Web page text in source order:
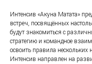
Интенсив «Акуна Матата»
встреч, посвящённых
будут знакомиться с
стратегию и командное
освоить правила нескольких
Интенсив направлен на